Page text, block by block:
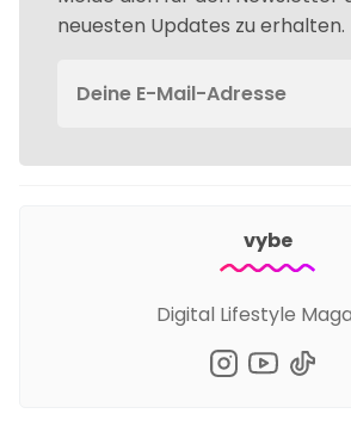
neuesten Updates zu erhalten.
vybe
Digital Lifestyle